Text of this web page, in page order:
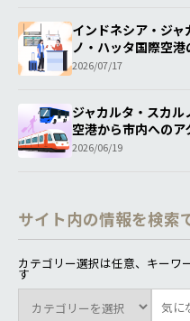
インドネシア・ジ
ノ・ハッタ国際空港
2026/07/17
ジャカルタ・スカ
空港から市内へのア
2026/06/19
サイト内の情報を検索
カテゴリー選択は任意、キーワ
す